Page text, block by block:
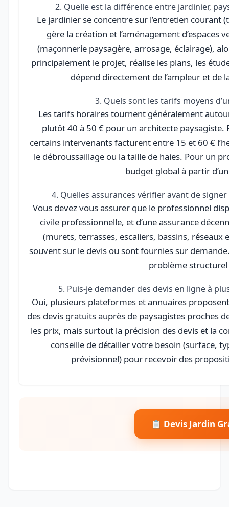
2. Quelle est la différence entre jardinier,
Le jardinier se concentre sur l’entretien courant
gère la création et l’aménagement d’espaces
(maçonnerie paysagère, arrosage, éclairage),
principalement le projet, réalise les plans, les
dépend directement de l’ampleur et de
3. Quels sont les tarifs moyens
Les tarifs horaires tournent généralement
plutôt 40 à 50 € pour un architecte
certains intervenants facturent entre 15 et 60 €
le débroussaillage ou la taille de haies. Pour un
budget global à partir
4. Quelles assurances vérifier avant de
Vous devez vous assurer que le professionnel
civile professionnelle, et d’une assurance
(murets, terrasses, escaliers, bassins,
souvent sur le devis ou sont fournies sur
problème structurel
5. Puis-je demander des devis en ligne à
Oui, plusieurs plateformes et annuaires
des devis gratuits auprès de paysagistes proches
les prix, mais surtout la précision des devis et la
conseille de détailler votre besoin (surface,
prévisionnel) pour recevoir des
📋 Devis Jardin